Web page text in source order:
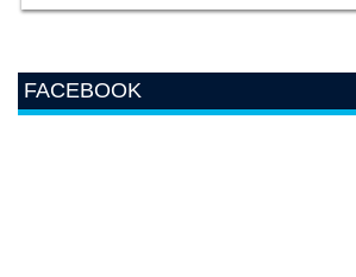
FACEBOOK